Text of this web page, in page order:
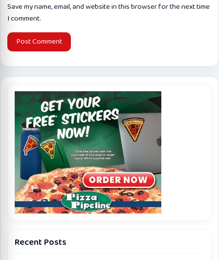
Save my name, email, and website in this browser for the next time
I comment.
Recent Posts